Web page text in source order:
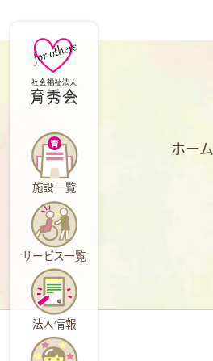
施設一覧
サービス一覧
法人情報
ホーム